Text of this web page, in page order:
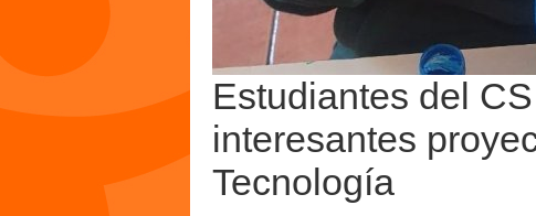
Estudiantes del
interesantes
Tecnología